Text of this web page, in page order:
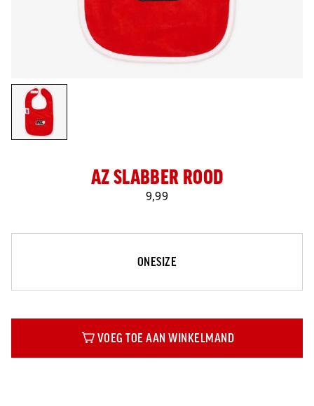
AZ SLABBER ROOD
9,99
Maat
ONESIZE
VOEG TOE AAN WINKELMAND